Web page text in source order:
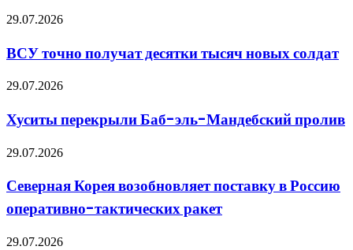
ВСУ
получат
десятки
новых
29.07.2026
ВСУ точно получат десятки тысяч новых солдат
Хуситы
Баб-
эль-
пролив
29.07.2026
Хуситы перекрыли Баб-эль-Мандебский пролив
Северная
возобновляет
поставку
в
оперативно-
29.07.2026
Северная Корея возобновляет поставку в Россию
оперативно-тактических ракет
Брат,
29.07.2026